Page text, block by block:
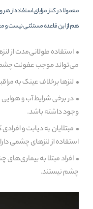
معمولا در کنار مزایای استفاده
هم از این قاعده مستثنی نیست و
استفاده طولانی‌مدت از
می‌تواند موجب عفونت
لنزها برخلاف عینک به
در برخی شرایط آب و
وجود داشته باشد.
مبتلایان به دیابت و افرادی
استفاده از لنزهای چشمی
افراد مبتلا به بیماری‌های
چشم نیستند.